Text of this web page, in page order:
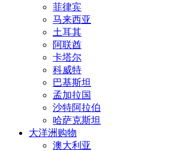
菲律宾
马来西亚
土耳其
阿联酋
卡塔尔
科威特
巴基斯坦
孟加拉国
沙特阿拉伯
哈萨克斯坦
大洋洲购物
澳大利亚